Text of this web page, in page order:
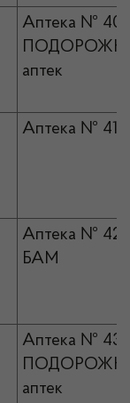
Аптека № 40
аптек
Аптека № 41
Аптека №
БАМ
Аптека № 43
аптек